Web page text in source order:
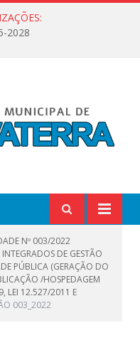
2028
Nº 003/2022
DE GESTÃO
PÚBLICA (GERAÇÃO DO
/HOSPEDAGEM
LEI 12.527/2011 E
003_2022